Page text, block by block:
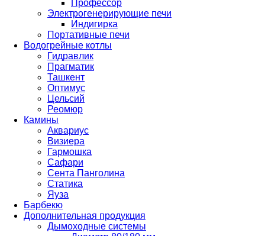
Профессор
Электрогенерирующие печи
Индигирка
Портативные печи
Водогрейные котлы
Гидравлик
Прагматик
Ташкент
Оптимус
Цельсий
Реомюр
Камины
Аквариус
Визиера
Гармошка
Сафари
Сента Панголина
Статика
Яуза
Барбекю
Дополнительная продукция
Дымоходные системы